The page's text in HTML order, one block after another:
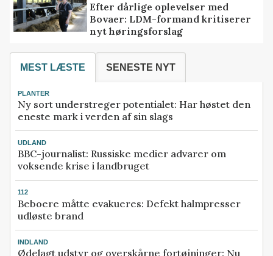
Efter dårlige oplevelser med
Bovaer: LDM-formand kritiserer
nyt høringsforslag
MEST LÆSTE SENESTE NYT
PLANTER
Ny sort understreger potentialet: Har høstet den
eneste mark i verden af sin slags
UDLAND
BBC-journalist: Russiske medier advarer om
voksende krise i landbruget
112
Beboere måtte evakueres: Defekt halmpresser
udløste brand
INDLAND
Ødelagt udstyr og overskårne fortøjninger: Nu